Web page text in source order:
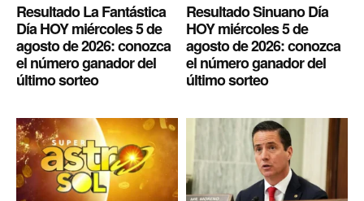
Resultado La Fantástica
Día HOY miércoles 5 de
agosto de 2026: conozca
el número ganador del
último sorteo
Resultado Sinuano Día
HOY miércoles 5 de
agosto de 2026: conozca
el número ganador del
último sorteo